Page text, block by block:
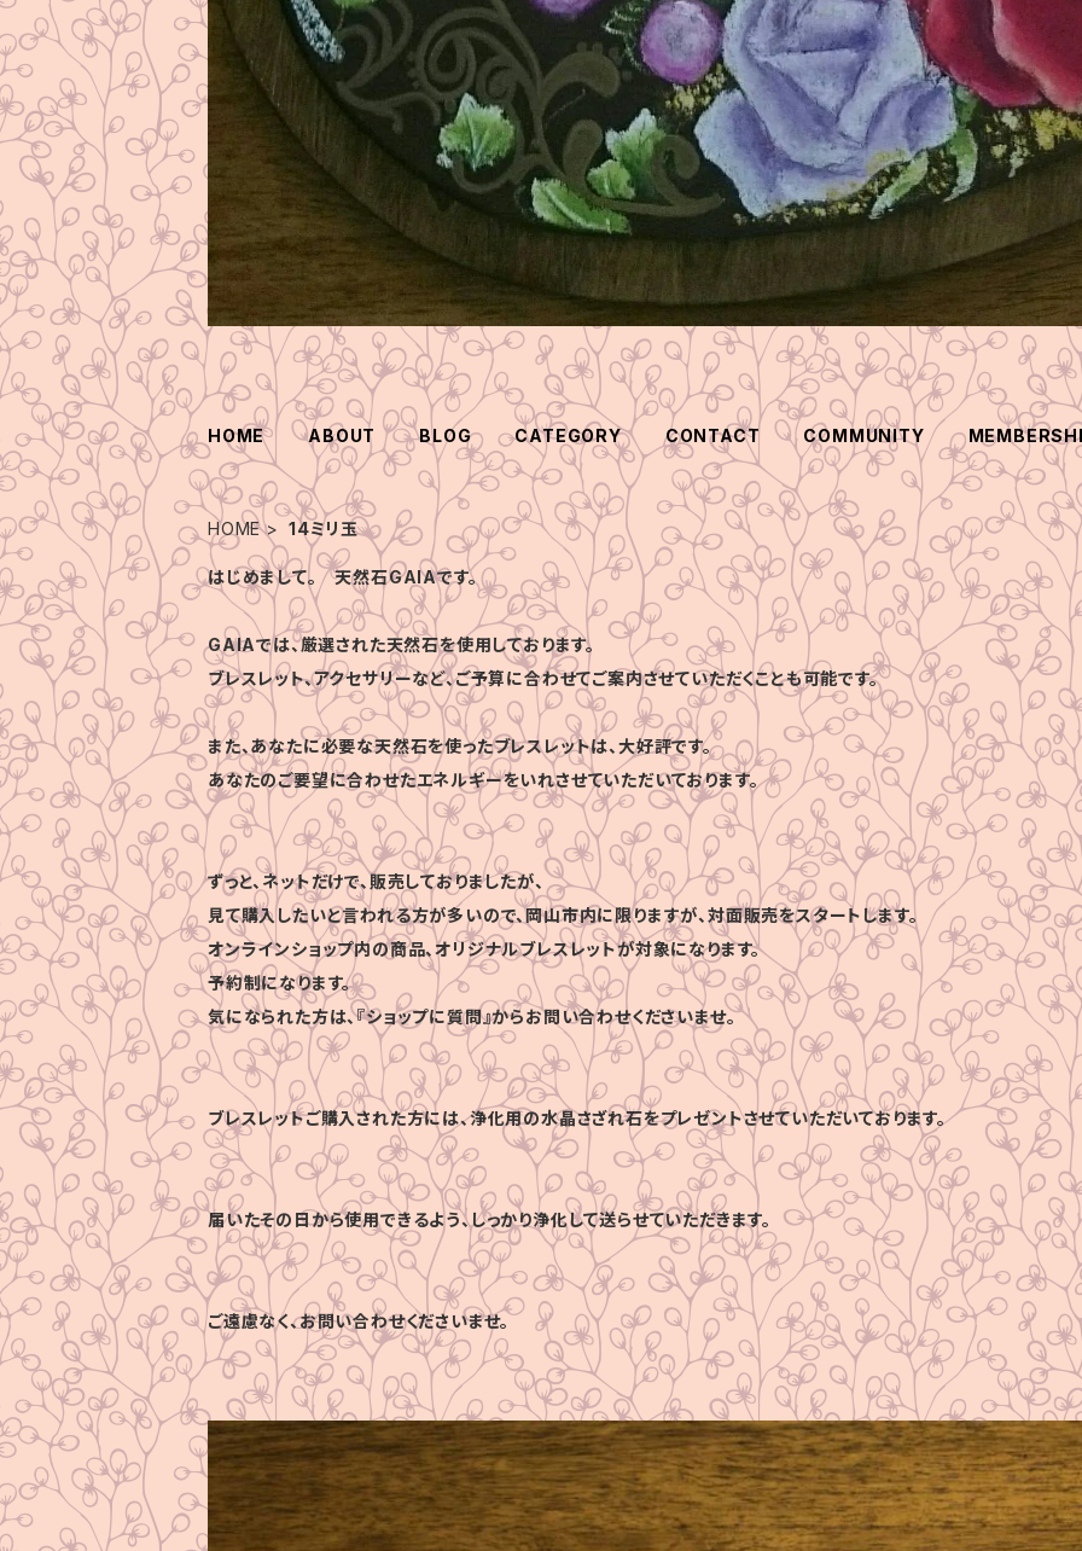
HOME ABOUT BLOG CATEGORY CONTACT COMMUNITY
HOME 14ミリ玉
はじめまして。 天然石GAIAです。
GAIAでは、厳選された天然石を使用しております。
ブレスレット、アクセサリーなど、ご予算に合わせてご案内させていただくことも可能です。
また、あなたに必要な天然石を使ったブレスレットは、大好評です。
あなたのご要望に合わせたエネルギーをいれさせていただいております。
ずっと、ネットだけで、販売しておりましたが、
見て購入したいと言われる方が多いので、岡山市内に限りますが、対面販売をスタートします。
オンラインショップ内の商品、オリジナルブレスレットが対象になります。
予約制になります。
気になられた方は、『ショップに質問』からお問い合わせくださいませ。
ブレスレットご購入された方には、浄化用の水晶さざれ石をプレゼントさせていただいております。
届いたその日から使用できるよう、しっかり浄化して送らせていただきます。
ご遠慮なく、お問い合わせくださいませ。